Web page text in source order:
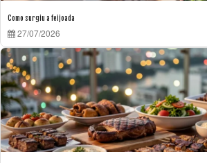
Como surgiu a feijoada
27/07/2026